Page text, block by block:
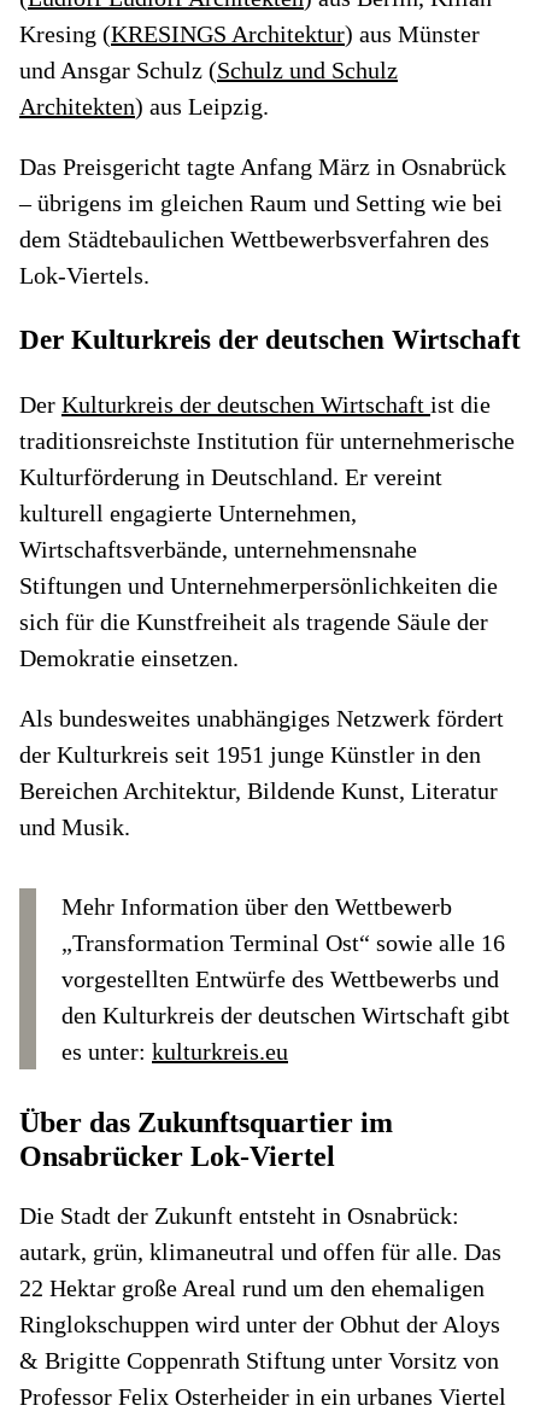
Kresing (KRESINGS Architektur) aus Münster
und Ansgar Schulz (Schulz und Schulz
Architekten) aus Leipzig.
Das Preisgericht tagte Anfang März in Osnabrück
– übrigens im gleichen Raum und Setting wie bei
dem Städtebaulichen Wettbewerbsverfahren des
Lok-Viertels.
Der Kulturkreis der deutschen Wirtschaft
Der Kulturkreis der deutschen Wirtschaft ist die
traditionsreichste Institution für unternehmerische
Kulturförderung in Deutschland. Er vereint
kulturell engagierte Unternehmen,
Wirtschaftsverbände, unternehmensnahe
Stiftungen und Unternehmerpersönlichkeiten die
sich für die Kunstfreiheit als tragende Säule der
Demokratie einsetzen.
Als bundesweites unabhängiges Netzwerk fördert
der Kulturkreis seit 1951 junge Künstler in den
Bereichen Architektur, Bildende Kunst, Literatur
und Musik.
Mehr Information über den Wettbewerb
„Transformation Terminal Ost“ sowie alle 16
vorgestellten Entwürfe des Wettbewerbs und
den Kulturkreis der deutschen Wirtschaft gibt
es unter: kulturkreis.eu
Über das Zukunftsquartier im
Onsabrücker Lok-Viertel
Die Stadt der Zukunft entsteht in Osnabrück:
autark, grün, klimaneutral und offen für alle. Das
22 Hektar große Areal rund um den ehemaligen
Ringlokschuppen wird unter der Obhut der Aloys
& Brigitte Coppenrath Stiftung unter Vorsitz von
Professor Felix Osterheider in ein urbanes Viertel